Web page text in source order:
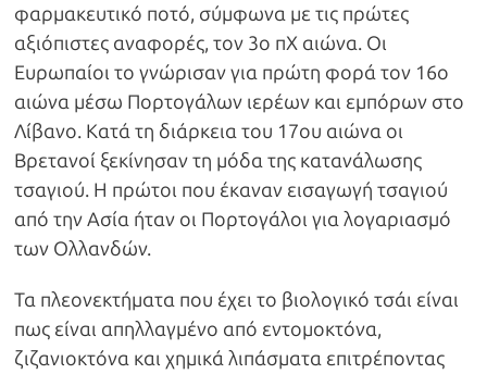
φαρμακευτικό ποτό, σύμφωνα με τις πρώτες
αξιόπιστες αναφορές, τον 3ο πΧ αιώνα. Οι
Ευρωπαίοι το γνώρισαν για πρώτη φορά τον 16ο
αιώνα μέσω Πορτογάλων ιερέων και εμπόρων στο
Λίβανο. Κατά τη διάρκεια του 17ου αιώνα οι
Βρετανοί ξεκίνησαν τη μόδα της κατανάλωσης
τσαγιού. Η πρώτοι που έκαναν εισαγωγή τσαγιού
από την Ασία ήταν οι Πορτογάλοι για λογαριασμό
των Ολλανδών.
Τα πλεονεκτήματα που έχει το βιολογικό τσάι είναι
πως είναι απηλλαγμένο από εντομοκτόνα,
ζιζανιοκτόνα και χημικά λιπάσματα επιτρέποντας